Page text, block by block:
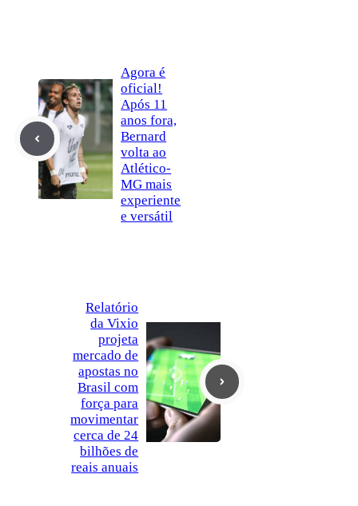
Agora é
oficial!
Após 11
anos fora,
Bernard
volta ao
Atlético-
MG mais
experiente
e versátil
Relatório
da Vixio
projeta
mercado de
apostas no
Brasil com
força para
movimentar
cerca de 24
bilhões de
reais anuais